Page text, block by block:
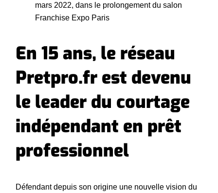
mars 2022, dans le prolongement du salon
Franchise Expo Paris
En 15 ans, le réseau
Pretpro.fr est devenu
le leader du courtage
indépendant en prêt
professionnel
Défendant depuis son origine une nouvelle vision du